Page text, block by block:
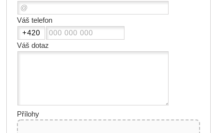
Váš telefon
Váš dotaz
Přílohy